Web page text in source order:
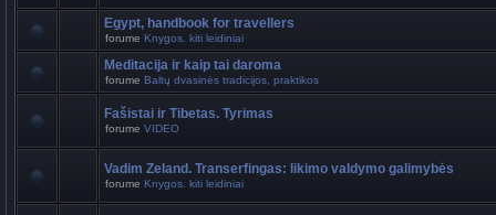
Egypt, handbook for travellers
forume Knygos. kiti leidiniai
Meditacija ir kaip tai daroma
forume Baltų dvasinės tradicijos, praktikos
Fašistai ir Tibetas. Tyrimas
forume VIDEO
Vadim Zeland. Transerfingas: likimo valdymo galimybės
forume Knygos. kiti leidiniai